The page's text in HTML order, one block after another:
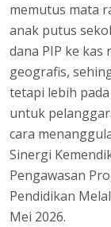
memutus mata
anak putus
dana PIP ke kas
geografis,
tetapi lebih
untuk
cara
Sinergi
Pengawasan
Pendidikan
Mei 2026.